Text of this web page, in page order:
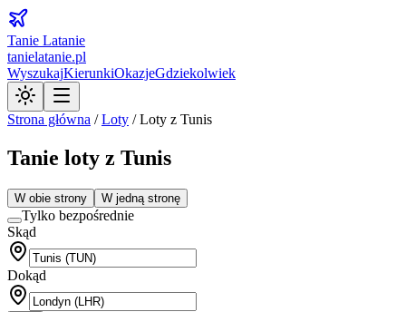
Tanie Latanie
tanielatanie.pl
WyszukajKierunkiOkazjeGdziekolwiek
Strona główna /Loty /Loty z Tunis
Tanie loty z Tunis
W obie strony W jedną stronę
Tylko bezpośrednie
Skąd
Dokąd